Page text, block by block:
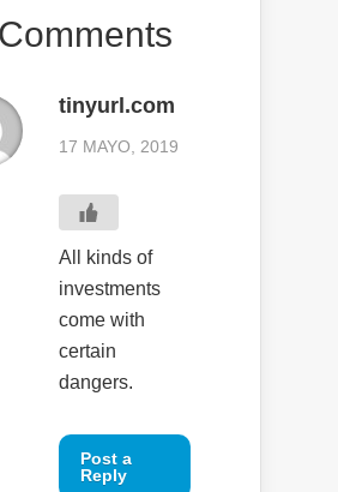
tinyurl.com
17 MAYO, 2019
All kinds of
investments
come with
certain
dangers.
Post a
Reply